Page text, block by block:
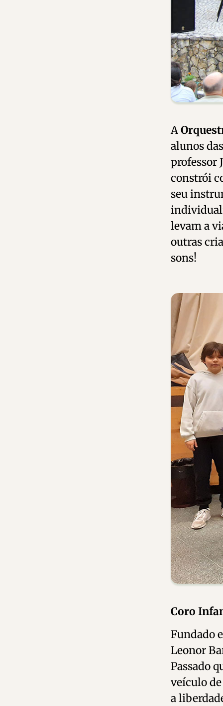
A
alunos
professor
constrói
seu
levam a
outras
sons!
Coro
Fundado
Leonor
Passado
veículo
a